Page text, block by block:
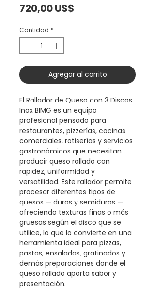
720,00 US$
Cantidad *
Agregar al carrito
El Rallador de Queso con 3 Discos
Inox BIMG es un equipo
profesional pensado para
restaurantes, pizzerías, cocinas
comerciales, rotiserías y servicios
gastronómicos que necesitan
producir queso rallado con
rapidez, uniformidad y
versatilidad. Este rallador permite
procesar diferentes tipos de
quesos — duros y semiduros —
ofreciendo texturas finas o más
gruesas según el disco que se
utilice, lo que lo convierte en una
herramienta ideal para pizzas,
pastas, ensaladas, gratinados y
demás preparaciones donde el
queso rallado aporta sabor y
presentación.